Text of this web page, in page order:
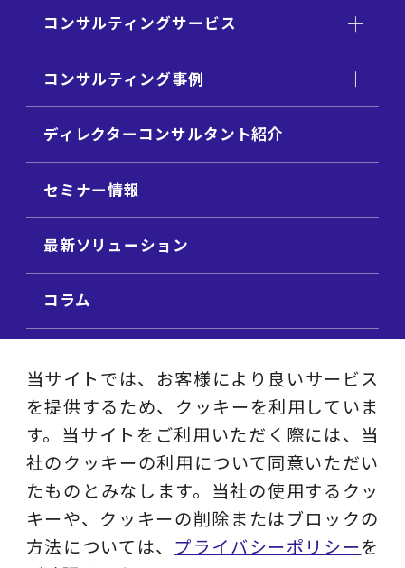
コンサルティングサービス
コンサルティング事例
ディレクターコンサルタント紹介
セミナー情報
最新ソリューション
コラム
ビジネステーマ解説集
動画ライブラリ
採用サイト
当サイトでは、お客様により良いサービス
を提供するため、クッキーを利用していま
す。当サイトをご利用いただく際には、当
社のクッキーの利用について同意いただい
たものとみなします。当社の使用するクッ
キーや、クッキーの削除またはブロックの
方法については、 プライバシーポリシーを